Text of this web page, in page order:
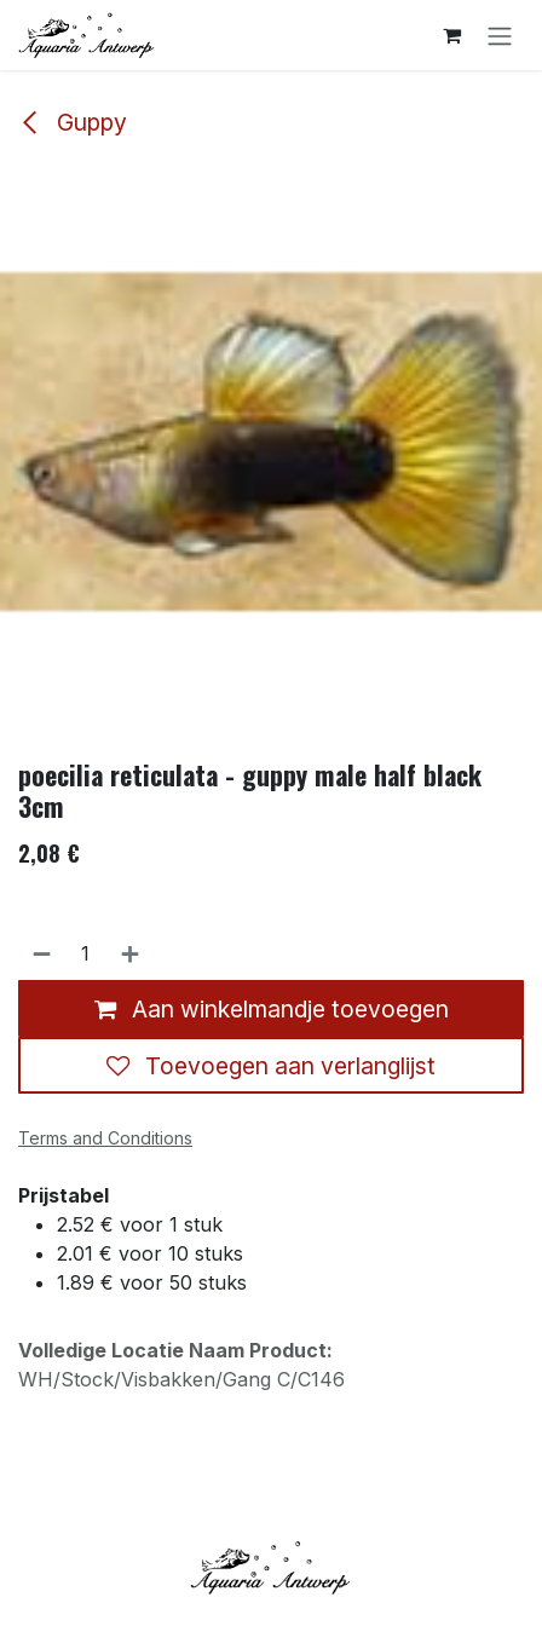
Overslaan naar inhoud
Guppy
poecilia reticulata - guppy male half black
3cm
2,08 €
Aan winkelmandje toevoegen
Toevoegen aan verlanglijst
Terms and Conditions
Prijstabel
2.52 € voor 1 stuk
2.01 € voor 10 stuks
1.89 € voor 50 stuks
Volledige Locatie Naam Product:
WH/Stock/Visbakken/Gang C/C146